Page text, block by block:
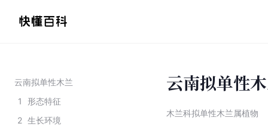
云南拟单性木兰
1
形态特征
2 生长环境
云南拟单性
木兰科拟单性木兰属植物